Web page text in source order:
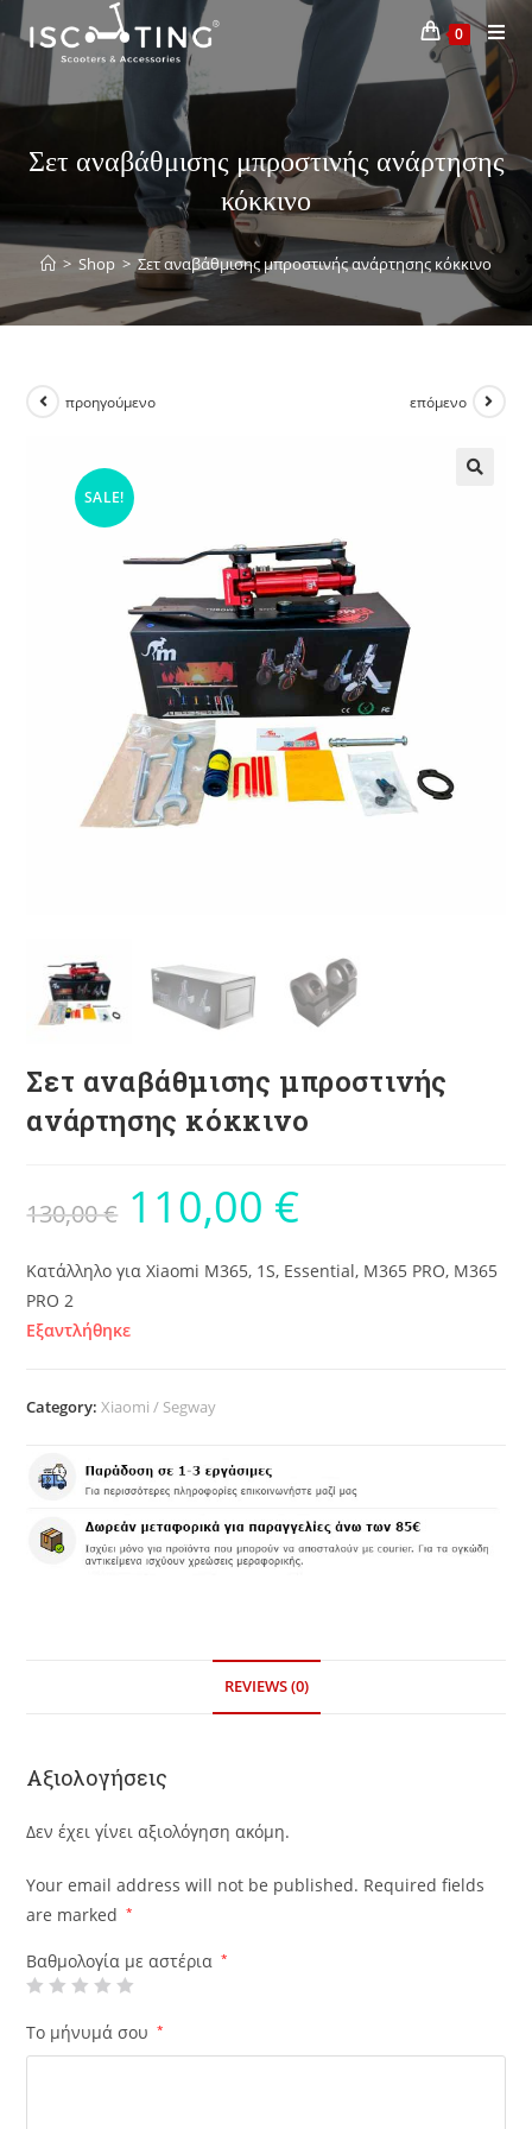
0
Σετ αναβάθμισης μπροστινής ανάρτησης
κόκκινο
> Shop > Σετ αναβάθμισης μπροστινής ανάρτησης κόκκινο
SALE!
προηγούμενο επόμενο
Σετ αναβάθμισης μπροστινής
ανάρτησης κόκκινο
130,00€ 110,00 €
Κατάλληλο για Xiaomi M365, 1S, Essential, M365 PRO, M365
PRO 2
Εξαντλήθηκε
Category:Xiaomi / Segway
REVIEWS (0)
Αξιολογήσεις
Δεν έχει γίνει αξιολόγηση ακόμη.
Your email address will not be published. Required fields
are marked
*
Βαθμολογία με αστέρια *
Το μήνυμά σου *